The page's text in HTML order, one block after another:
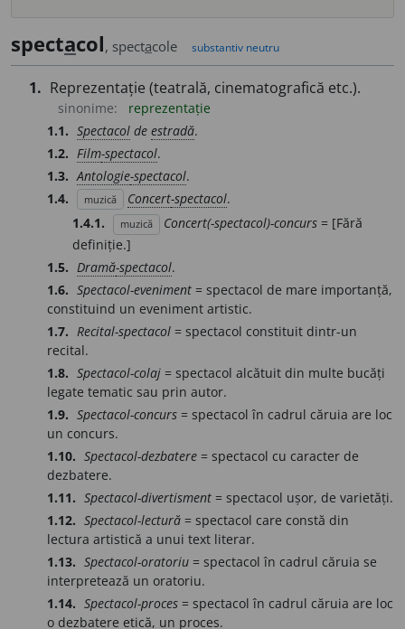
spectacol, spectacole substantiv neutru
1. Reprezentație (teatrală, cinematografică etc.).
sinonime:
reprezentație
1.1. Spectacol de estradă.
1.2. Film-spectacol.
1.3. Antologie-spectacol.
1.4.
muzică Concert-spectacol.
1.4.1.
muzică Concert(-spectacol)-concurs= [Fără
definiție.]
1.5. Dramă-spectacol.
1.6. Spectacol-eveniment = spectacol de mare importanță,
constituind un eveniment artistic.
1.7. Recital-spectacol = spectacol constituit dintr-un
recital.
1.8. Spectacol-colaj = spectacol alcătuit din multe bucăți
legate tematic sau prin autor.
1.9. Spectacol-concurs = spectacol în cadrul căruia are loc
un concurs.
1.10. Spectacol-dezbatere = spectacol cu caracter de
dezbatere.
1.11. Spectacol-divertisment = spectacol ușor, de varietăți.
1.12. Spectacol-lectură = spectacol care constă din
lectura artistică a unui text literar.
1.13. Spectacol-oratoriu = spectacol în cadrul căruia se
interpretează un oratoriu.
1.14. Spectacol-proces = spectacol în cadrul căruia are loc
o dezbatere etică, un proces.